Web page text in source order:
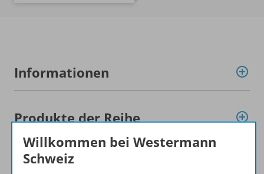
Informationen
Produkte der Reihe
Benachrichtigungs-Service
Willkommen bei Westermann
Schweiz